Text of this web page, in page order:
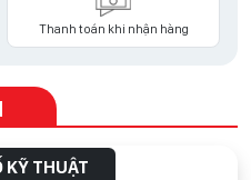
Thanh toán khi nhận hàng
KỸ THUẬT